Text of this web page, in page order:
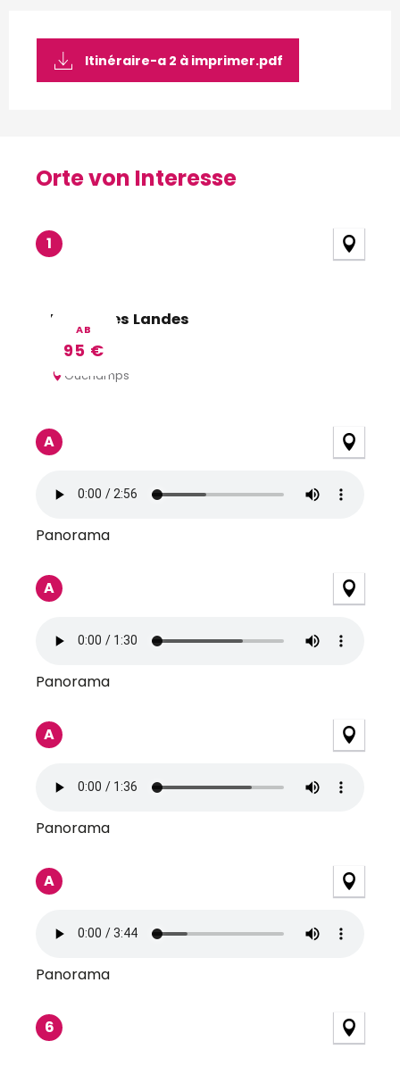
Itinéraire-a 2 à imprimer.pdf
Orte von Interesse
1
AB
95 €
Relais des Landes
Ouchamps
A
Panorama
A
Panorama
A
Panorama
A
Panorama
6